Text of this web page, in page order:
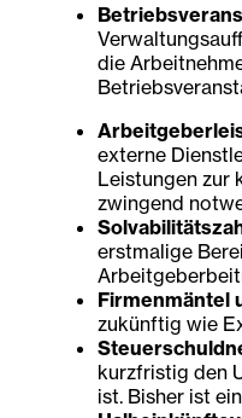
die
externe
Leistungen zur
zwingend
erstmalige
Firmenmäntel
zukünftig wie
kurzfristig den
ist. Bisher ist